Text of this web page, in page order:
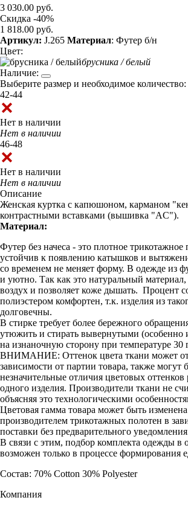
3 030.00 руб.
Скидка -40%
1 818.00 руб.
Артикул: J.265 Материал: Футер б/н
Цвет:
брусника / белый
Наличие:
Выберите размер и необходимое количество:
42-44
Нет в наличии
Нет в наличии
46-48
Нет в наличии
Нет в наличии
Описание
Женская куртка с капюшоном, карманом
контрастными вставками (вышивка "AC").
Материал:
Футер без начеса - это плотное
устойчив к появлению катышков и
со временем не меняет форму. В одежде из
и уютно. Так как это натуральный
воздух и позволяет коже дышать. Процент
полиэстером комфортен, т.к. изделия из
долговечны.
В стирке требует более бережного
утюжить и стирать вывернутыми (особенно
на изнаночную сторону при температуре 30
ВНИМАНИЕ: Оттенок цвета ткани может
зависимости от партии товара, также могут
незначительные отличия цветовых оттенков
одного изделия. Производители ткани не
объясняя это технологическими
Цветовая гамма товара может быть
производителем трикотажных полотен в
поставки без предварительного
В связи с этим, подбор комплекта одежды в
возможен только в процессе формирования
Состав: 70% Cotton 30% Polyester
Компания